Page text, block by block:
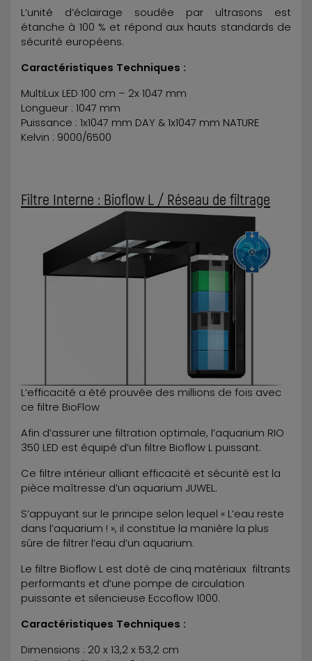
L’unité d’éclairage soudée par ultrasons est
étanche à 100 % et répond aux hauts standards de
sécurité européens.
Caractéristiques Techniques :
MultiLux LED 100 cm – 2x 1047 mm
Longueur : 1047 mm
Puissance : 1x1047 mm DAY & 1x1047 mm NATURE
Kelvin : 9000/6500
Filtre Interne : Bioflow L / Réseau de filtrage
L‘efficacité a été prouvée des millions de fois avec
ce filtre BioFlow
Afin d’assurer une filtration optimale, l’aquarium RIO
350 LED est équipé d’un filtre Bioflow L puissant.
Ce filtre intérieur alliant efficacité et sécurité est la
pièce maîtresse d’un aquarium JUWEL.
S’appuyant sur le principe selon lequel « L’eau reste
dans l’aquarium ! », il constitue la manière la plus
sûre de filtrer l’eau d’un aquarium.
Le filtre Bioflow L est doté de cinq matériaux filtrants
performants et d’une pompe de circulation
puissante et silencieuse Eccoflow 1000.
Caractéristiques Techniques :
Dimensions : 20 x 13,2 x 53,2 cm